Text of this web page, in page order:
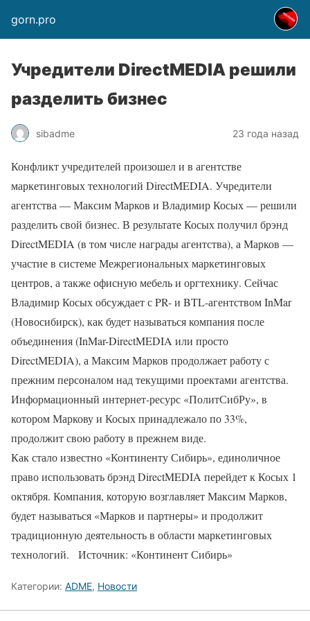
gorn.pro
Учредители DirectMEDIA решили
разделить бизнес
sibadme 23 года назад
Конфликт учредителей произошел и в агентстве
маркетинговых технологий DirectMEDIA. Учредители
агентства — Максим Марков и Владимир Косых — решили
разделить свой бизнес. В результате Косых получил брэнд
DirectMEDIA (в том числе награды агентства), а Марков —
участие в системе Межрегиональных маркетинговых
центров, а также офисную мебель и оргтехнику. Сейчас
Владимир Косых обсуждает с PR- и BTL-агентством InMar
(Новосибирск), как будет называться компания после
объединения (InMar-DirectMEDIA или просто
DirectMEDIA), а Максим Марков продолжает работу с
прежним персоналом над текущими проектами агентства.
Информационный интернет-ресурс «ПолитСибРу», в
котором Маркову и Косых принадлежало по 33%,
продолжит свою работу в прежнем виде.
Как стало известно «Континенту Сибирь», единоличное
право использовать брэнд DirectMEDIA перейдет к Косых 1
октября. Компания, которую возглавляет Максим Марков,
будет называться «Марков и партнеры» и продолжит
традиционную деятельность в области маркетинговых
технологий. Источник: «Континент Сибирь»
Категории: ADME, Новости